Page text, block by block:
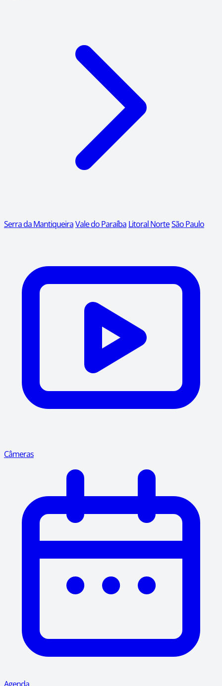
Serra da MantiqueiraVale do Paraíba Litoral NorteSão Paulo
Câmeras